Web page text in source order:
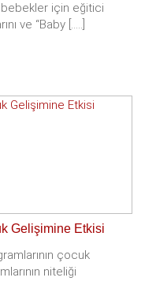
için eğitici
ve “Baby [.....]
Gelişimine Etkisi
çocuk
niteliği